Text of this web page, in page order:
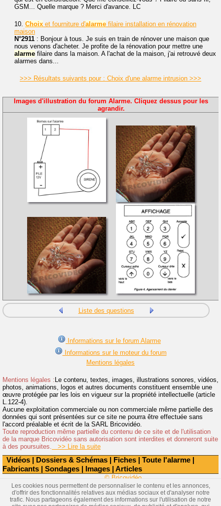
Vidéos | Dossiers & Schémas | Fiches | Toute l'alarme |
Fabricants | Sondages | Images | Articles
GSM... Quelle marque ? Merci d'avance. LC
10. Choix et fourniture d'alarme filaire installation en rénovation
maison
N°2911 : Bonjour à tous. Je suis en train de rénover une maison que
nous venons d'acheter. Je profite de la rénovation pour mettre une
alarme filaire dans la maison. A l'achat de la maison, j'ai retrouvé deux
alarmes dans...
>>> Résultats suivants pour : Choix d'une alarme intrusion >>>
Images d'illustration du forum Alarme. Cliquez dessus pour les
agrandir.
Liste des questions
Informations sur le forum Alarme
Informations sur le moteur du forum
Mentions légales
Mentions légales : Le contenu, textes, images, illustrations sonores, vidéos,
photos, animations, logos et autres documents constituent ensemble une
œuvre protégée par les lois en vigueur sur la propriété intellectuelle (article
L.122-4).
Aucune exploitation commerciale ou non commerciale même partielle des
données qui sont présentées sur ce site ne pourra être effectuée sans
l'accord préalable et écrit de la SARL Bricovidéo.
Toute reproduction même partielle du contenu de ce site et de l'utilisation
de la marque Bricovidéo sans autorisation sont interdites et donneront suite
à des poursuites.
>> Lire la suite
© Bricovidéo
Les cookies nous permettent de personnaliser le contenu et les annonces,
d'offrir des fonctionnalités relatives aux médias sociaux et d'analyser notre
trafic. Nous partageons également des informations sur l'utilisation de notre